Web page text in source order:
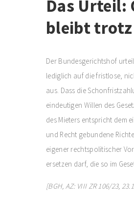
Das Urteil:
bleibt
Der Bundesgerichtshof
lediglich auf die fristlose,
aus. Dass die
eindeutigen Willen des
des Mieters entspricht dem
und Recht gebundene
eigener rechtspolitischer
ersetzen darf, die so im
[BGH, AZ: VIII ZR 106/23,